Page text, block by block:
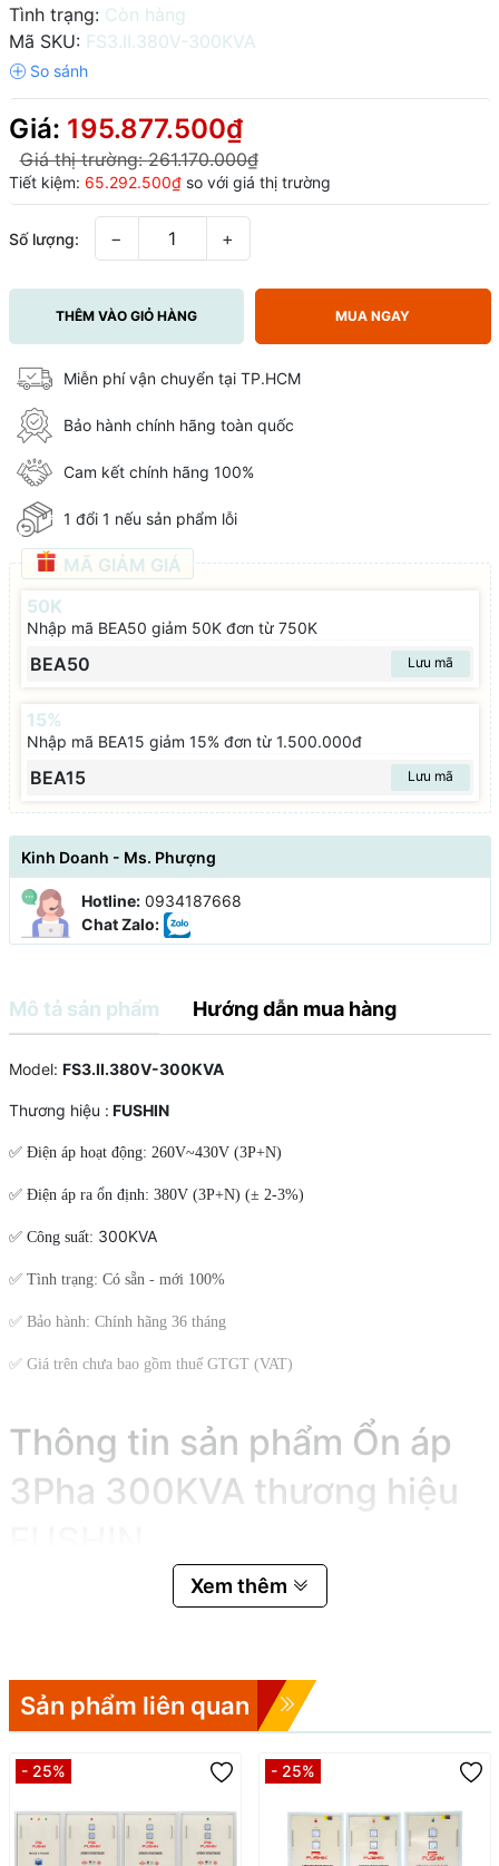
Tình trạng: Còn hàng
Mã SKU: FS3.II.380V-300KVA
Giá: 195.877.500₫
Giá thị trường:261.170.000₫
Tiết kiệm: 65.292.500₫so với giá thị trường
Số lượng: − +
THÊM VÀO GIỎ HÀNG MUA NGAY
Miễn phí vận chuyển tại TP.HCM
Bảo hành chính hãng toàn quốc
Cam kết chính hãng 100%
1 đổi 1 nếu sản phẩm lỗi
MÃ GIẢM GIÁ
50K
Nhập mã BEA50 giảm 50K đơn từ 750K
BEA50 Lưu mã
15%
Nhập mã BEA15 giảm 15% đơn từ 1.500.000đ
BEA15 Lưu mã
Kinh Doanh - Ms. Phượng
Hotline: 0934187668
Chat Zalo:
Mô tả sản phẩm Hướng dẫn mua hàng
Model: FS3.II.380V-300KVA
Thương hiệu : FUSHIN
✅ Điện áp hoạt động: 260V~430V (3P+N)
✅ Điện áp ra ổn định: 380V (3P+N) (± 2-3%)
✅ Công suất: 300KVA
✅ Tình trạng: Có sẵn - mới 100%
✅ Bảo hành: Chính hãng 36 tháng
✅ Giá trên chưa bao gồm thuế GTGT (VAT)
Thông tin sản phẩm Ổn áp
3Pha 300KVA thương hiệu
Máy Ổn áp 3Pha 300KVA công nghiệplà thiết bị chuyên dùng
để ổn định điện áp đầu ra 3 pha 380 V khi điện áp đầu vào chênh
vật liệu chất lượng cao, mang lại hiệu suất ổn định và bền bỉ
theo thời gian.
pha hoặc sụt áp — những hiện tượng thường gặp trong hệ
động cơ, máy móc khỏi hư hỏng và tăng tuổi thọ.
Nguyên lý điều khiển: Sử dụng bo mạch độc lập cho từng
Xem thêm
Sản phẩm liên quan
- 25% - 25%